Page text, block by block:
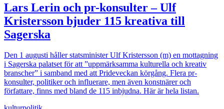
Lars Lerin och pr-konsulter – Ulf
Kristersson bjuder 115 kreativa till
Sagerska
Den 1 augusti håller statsminister Ulf Kristersson (m) en mottagning
i Sagerska palatset för att ”uppmärksamma kulturella och kreativ
branscher” i samband med att Prideveckan körgång. Flera pr-
konsulter, politiker och influerare, men även konstnärer och
författare, finns med bland de 115 inbjudna. Här är hela listan.